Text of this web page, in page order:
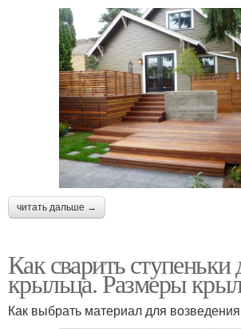
читать дальше →
Как сварить ступеньки
крыльца. Размеры
Как выбрать материал для